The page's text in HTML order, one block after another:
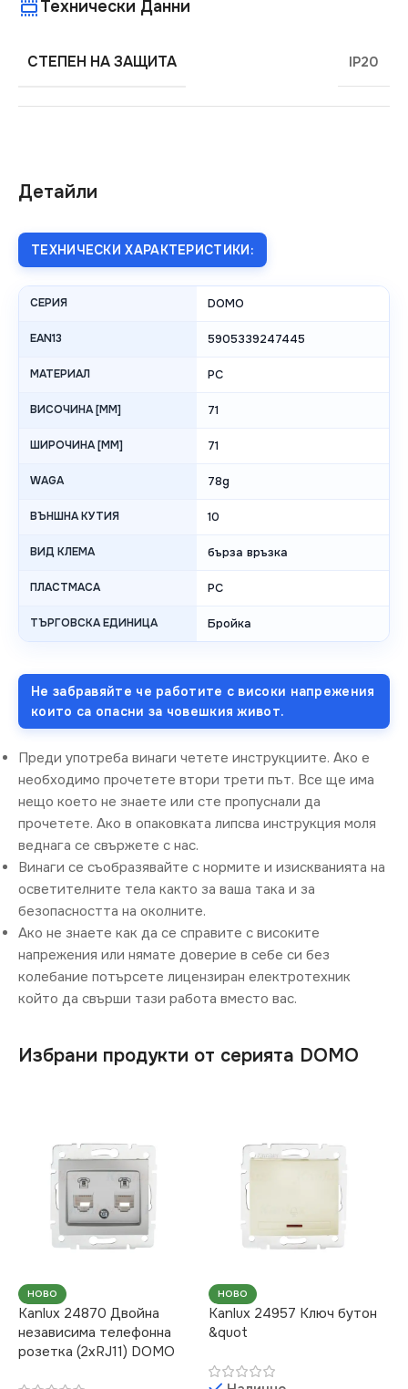
Детайли
ТЕХНИЧЕСКИ ХАРАКТЕРИСТИКИ:
СЕРИЯ DOMO
EAN13 5905339247445
МАТЕРИАЛ PC
ВИСОЧИНА [MM] 71
ШИРОЧИНА [MM] 71
WAGA 78g
ВЪНШНА КУТИЯ 10
ВИД КЛЕМА бърза връзка
ПЛАСТМАСА PC
ТЪРГОВСКА ЕДИНИЦА Бройка
Не забравяйте че работите с високи напрежения
които са опасни за човешкия живот.
Преди употреба винаги четете инструкциите. Ако е
необходимо прочетете втори трети път. Все ще има
нещо което не знаете или сте пропуснали да
прочетете. Ако в опаковката липсва инструкция моля
веднага се свържете с нас.
Винаги се съобразявайте с нормите и изискванията на
осветителните тела както за ваша така и за
безопасността на околните.
Ако не знаете как да се справите с високите
напрежения или нямате доверие в себе си без
колебание потърсете лицензиран електротехник
който да свърши тази работа вместо вас.
Избрани продукти от серията DOMO
НОВО
Kanlux 24870 Двойна
независима телефонна
розетка (2xRJ11) DOMO
НОВО
Kanlux 24957 Ключ бутон
&quot
Технически Данни
СТЕПЕН НА ЗАЩИТА IP20